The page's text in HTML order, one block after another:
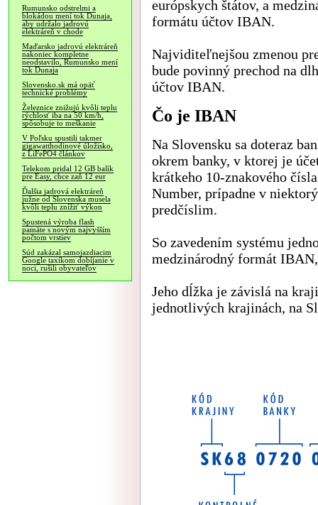
Rumunsko odstrelmi a
blokádou mení tok Dunaja,
aby udržalo jadrovú
elektráreň v chode
Maďarsko jadrovú elektráreň
nakoniec kompletne
neodstavilo, Rumunsko mení
tok Dunaja
Slovensko.sk má opäť
technické problémy
Železnice znižujú kvôli teplu
rýchlosť iba na 50 km/h,
spôsobuje to meškanie
V Poľsku spustili takmer
gigawatthodinové úložisko,
z LiFePO4 článkov
Telekom pridal 12 GB balík
pre Easy, chce zaň 12 eur
Ďalšia jadrová elektráreň
južne od Slovenska musela
kvôli teplu znížiť výkon
Spustená výroba flash
pamäte s novým najvyšším
počtom vrstiev
Súd zakázal samojazdiacim
Google taxíkom dobíjanie v
noci, rušili obyvateľov
európskych štátov, a
formátu účtov IBAN.
Najviditeľnejšou zmenou
bude povinný prechod na
účtov IBAN.
Čo je IBAN
Na Slovensku sa doteraz
okrem banky, v ktorej je
krátkeho 10-znakového
Number, prípadne v
predčíslim.
So zavedením systému
medzinárodný formát
Jeho dĺžka je závislá na
jednotlivých krajinách, na